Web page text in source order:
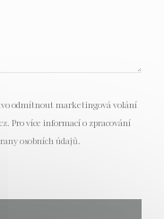
odmítnout marketingová volání
. Pro více informací o zpracování
osobních údajů